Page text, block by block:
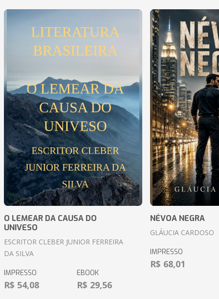
O LEMEAR DA CAUSA DO
UNIVESO
ESCRITOR CLEBER JUNIOR FERREIRA
DA SILVA
IMPRESSO
R$ 54,08
EBOOK
R$ 29,56
NÉVOA NEGRA
GLÁUCIA CARDOSO
IMPRESSO
R$ 68,01